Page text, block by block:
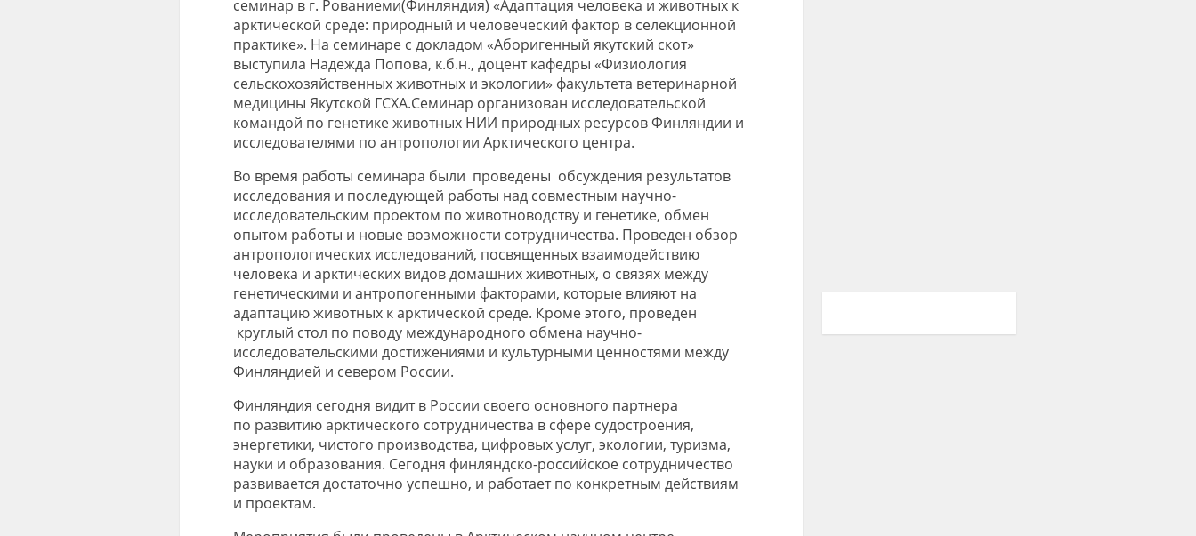
семинар в г. Рованиеми(Финляндия) «Адаптация человека и животных к
арктической среде: природный и человеческий фактор в селекционной
практике». На семинаре с докладом «Аборигенный якутский скот»
выступила Надежда Попова, к.б.н., доцент кафедры «Физиология
сельскохозяйственныхживотных и экологии» факультета ветеринарной
медицины Якутской ГСХА.Семинар организован исследовательской
командой по генетике животных НИИ природных ресурсов Финляндии и
исследователями по антропологии Арктического центра.
Во время работы семинара были проведены обсуждения результатов
исследования и последующей работы над совместным научно-
исследовательским проектом по животноводству и генетике, обмен
опытом работы и новые возможности сотрудничества. Проведен обзор
антропологических исследований, посвященных взаимодействию
человека и арктических видов домашних животных, о связях между
генетическими и антропогенными факторами, которые влияют на
адаптацию животных к арктической среде. Кроме этого, проведен
круглый стол по поводу международного обмена научно-
исследовательскими достижениями и культурными ценностями между
Финляндией и севером России.
Финляндия сегодня видит в России своего основного партнера
по развитию арктического сотрудничества в сфере судостроения,
энергетики, чистого производства, цифровых услуг, экологии, туризма,
науки и образования. Сегодня финляндско-российское сотрудничество
развивается достаточно успешно, и работает по конкретным действиям
и проектам.